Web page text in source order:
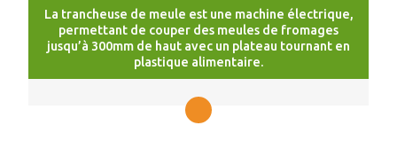
La trancheuse de meule est une machine électrique,
permettant de couper des meules de fromages
jusqu’à 300mm de haut avec un plateau tournant en
plastique alimentaire.